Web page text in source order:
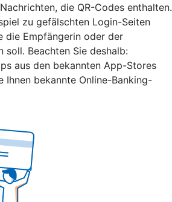
die QR-Codes enthalten.
zu gefälschten Login-Seiten
die Empfängerin oder der
soll. Beachten Sie deshalb:
aus den bekannten App-Stores
Ihnen bekannte Online-Banking-